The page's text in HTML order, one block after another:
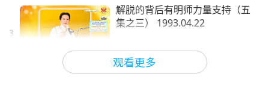
观看更多
3
解脱的背后有明师力量支持（五
集之三） 1993.04.22